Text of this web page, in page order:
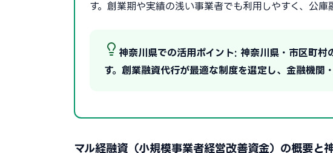
す。創業期や実績の浅い事業者でも利用しやすく、公庫
神奈川県での活用ポイント: 神奈川県・市区町
す。創業融資代行が最適な制度を選定し、金融機関
マル経融資（小規模事業者経営改善資金）の概要と